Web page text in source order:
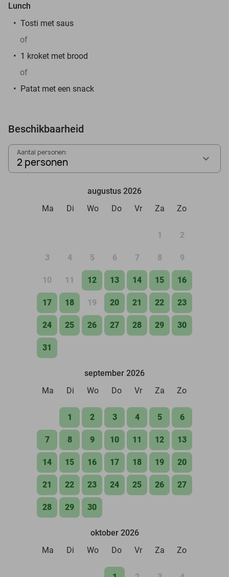
Lunch
Tosti met saus
of
1 kroket met brood
of
Patat met een snack
Beschikbaarheid
Aantal personen:
2 personen
augustus 2026
Ma
Di Wo Do Vr Za Zo
1 2
3 4 5 6 7 8 9
10 11 12 13 14 15 16
17 18 19 20 21 22 23
24 25 26 27 28 29 30
31
september 2026
Ma
Di Wo Do Vr Za Zo
1 2 3 4 5 6
7 8 9 10 11 12 13
14 15 16 17 18 19 20
21 22 23 24 25 26 27
28 29 30
oktober 2026
Ma
Di Wo Do Vr Za Zo